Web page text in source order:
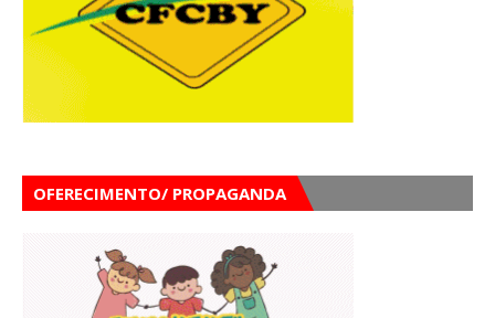
OFERECIMENTO/ PROPAGANDA